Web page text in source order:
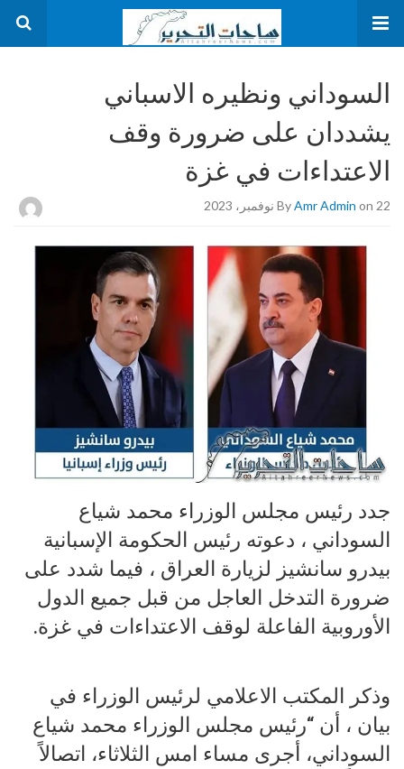
السوداني ونظيره الاسباني
يشددان على ضرورة وقف
الاعتداءات في غزة
ByAmr Admin on 22 نوفمبر، 2023
جدد رئيس مجلس الوزراء محمد شياع
السوداني ، دعوته رئيس الحكومة الإسبانية
بيدرو سانشيز لزيارة العراق ، فيما شدد على
ضرورة التدخل العاجل من قبل جميع الدول
الأوروبية الفاعلة لوقف الاعتداءات في غزة.
وذكر المكتب الاعلامي لرئيس الوزراء في
بيان ، أن “رئيس مجلس الوزراء محمد شياع
السوداني، أجرى مساء امس الثلاثاء، اتصالاً